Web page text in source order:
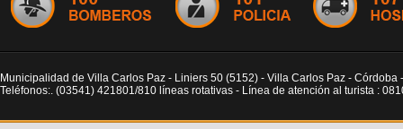
Municipalidad de Villa Carlos Paz - Liniers 50 (5152) - Villa Carlos Paz - Córdoba
Teléfonos:. (03541) 421801/810 líneas rotativas - Línea de atención al turista :